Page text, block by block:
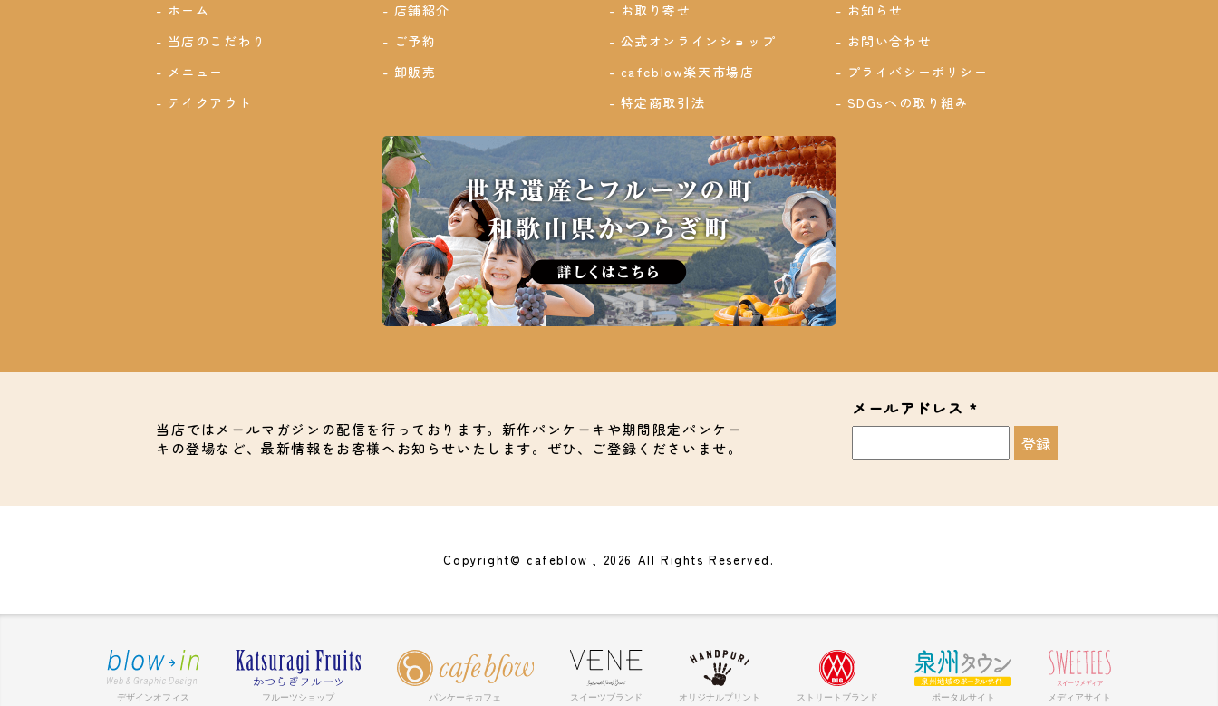
ホーム
当店のこだわり
メニュー
テイクアウト
店舗紹介
ご予約
卸販売
お取り寄せ
公式オンラインショップ
cafeblow楽天市場店
特定商取引法
お知らせ
お問い合わせ
プライバシーポリシー
SDGsへの取り組み
当店ではメールマガジンの配信を行っております。新作パンケーキや期間限定パンケー
キの登場など、最新情報をお客様へお知らせいたします。ぜひ、ご登録くださいませ。
メールアドレス *
Copyright© cafeblow , 2026 All Rights Reserved.
デザインオフィス フルーツショップ パンケーキカフェ スイーツブランド オリジナルプリント ストリートブランド ポータルサイト メディアサイト